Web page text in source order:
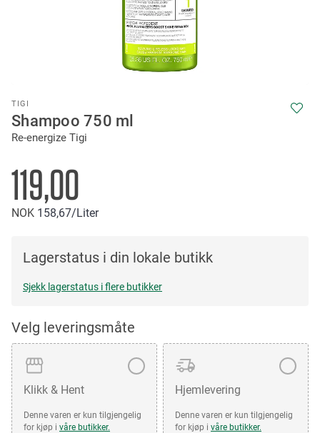
TIGI
Shampoo 750 ml
Re-energize Tigi
119,00
NOK 158 67/Liter
Lagerstatus i din lokale butikk
Sjekk lagerstatus i flere butikker
Velg leveringsmåte
Klikk & Hent
Denne varen er kun tilgjengelig
for kjøp i våre butikker.
Hjemlevering
Denne varen er kun tilgjengelig
for kjøp i våre butikker.
to
the
beginning
the
images
gallery